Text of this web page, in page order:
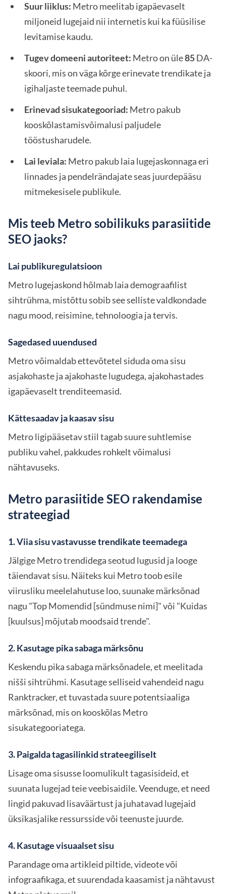
Suur liiklus: Metro meelitab igapäevaselt
miljoneid lugejaid nii internetis kui ka füüsilise
levitamise kaudu.
Tugev domeeni autoriteet: Metro on üle85DA-
skoori, mis on väga kõrge erinevate trendikate ja
igihaljaste teemade puhul.
Erinevad sisukategooriad: Metro pakub
kooskõlastamisvõimalusi paljudele
tööstusharudele.
Lai leviala: Metro pakub laia lugejaskonnaga eri
linnades ja pendelrändajate seas juurdepääsu
mitmekesisele publikule.
Mis teeb Metro sobilikuks parasiitide
SEO jaoks?
Lai publikuregulatsioon
Metro lugejaskond hõlmab laia demograafilist
sihtrühma, mistõttu sobib see selliste valdkondade
nagu mood, reisimine, tehnoloogia ja tervis.
Sagedased uuendused
Metro võimaldab ettevõtetel siduda oma sisu
asjakohaste ja ajakohaste lugudega, ajakohastades
igapäevaselt trenditeemasid.
Kättesaadav ja kaasav sisu
Metro ligipääsetav stiil tagab suure suhtlemise
publiku vahel, pakkudes rohkelt võimalusi
nähtavuseks.
Metro parasiitide SEO rakendamise
strateegiad
1. Viia sisu vastavusse trendikate teemadega
Jälgige Metro trendidega seotud lugusid ja looge
täiendavat sisu. Näiteks kui Metro toob esile
viirusliku meelelahutuse loo, suunake märksõnad
nagu "Top Momendid [sündmuse nimi]" või "Kuidas
[kuulsus] mõjutab moodsaid trende".
2. Kasutage pika sabaga märksõnu
Keskendu pika sabaga märksõnadele, et meelitada
nišši sihtrühmi. Kasutage selliseid vahendeid nagu
Ranktracker, et tuvastada suure potentsiaaliga
märksõnad, mis on kooskõlas Metro
sisukategooriatega.
3. Paigalda tagasilinkid strateegiliselt
Lisage oma sisusse loomulikult tagasisideid, et
suunata lugejad teie veebisaidile. Veenduge, et need
lingid pakuvad lisaväärtust ja juhatavad lugejaid
üksikasjalike ressursside või teenuste juurde.
4. Kasutage visuaalset sisu
Parandage oma artikleid piltide, videote või
infograafikaga, et suurendada kaasamist ja nähtavust